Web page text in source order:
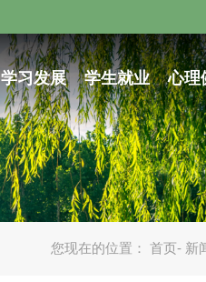
学习发展 学生就业 心理
您现在的位置： 首页- 新